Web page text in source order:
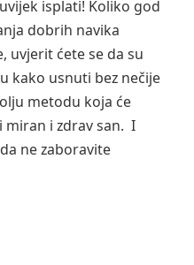
isplati! Koliko god
dobrih navika
uvjerit ćete se da su
kako usnuti bez nečije
metodu koja će
miran i zdrav san. I
ne zaboravite